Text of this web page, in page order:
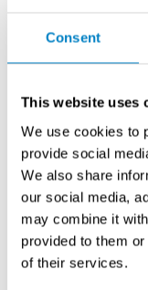
Consent
This website uses
We use cookies to
provide social
We also share
our social media,
may combine it
provided to them
of their services.
pinnalle ripotellaan
magneettikenttää,
halkeamakohtiin.
halkeamiin